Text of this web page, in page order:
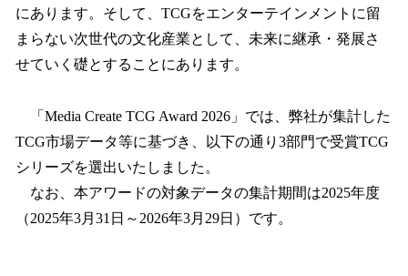
にあります。そして、TCGをエンターテインメントに留
まらない次世代の文化産業として、未来に継承・発展さ
せていく礎とすることにあります。
「Media Create TCG Award 2026」では、弊社が集計した
TCG市場データ等に基づき、以下の通り3部門で受賞TCG
シリーズを選出いたしました。
なお、本アワードの対象データの集計期間は2025年度
（2025年3月31日～2026年3月29日）です。